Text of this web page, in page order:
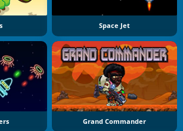
Space Jet
Grand Commander